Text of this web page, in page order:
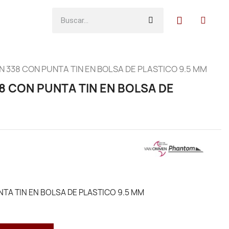
338 CON PUNTA TIN EN BOLSA DE PLASTICO 9.5 MM
CON PUNTA TIN EN BOLSA DE
TIN EN BOLSA DE PLASTICO 9.5 MM